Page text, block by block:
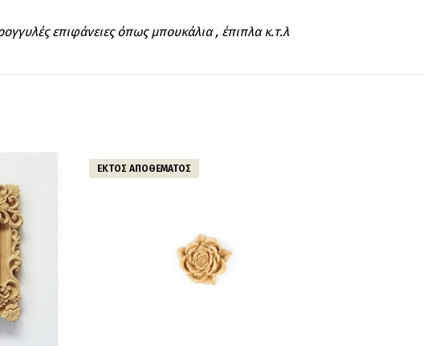
επιφάνειες όπως μπουκάλια , έπιπλα κ.τ.λ
ΕΚΤΌΣ ΑΠΟΘΈΜΑΤΟΣ